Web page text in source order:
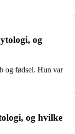
og
og fødsel. Hun var
og hvilke